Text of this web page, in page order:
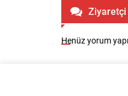
Ziyaretçi
Henüz yorum